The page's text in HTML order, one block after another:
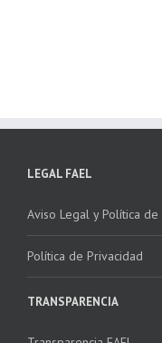
LEGAL FAEL
Aviso Legal y Política de
Política de Privacidad
TRANSPARENCIA